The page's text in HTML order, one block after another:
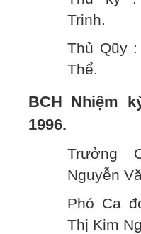
Trinh.
Thủ Qũy
Thể.
BCH Nhiệm
1996.
Trưởng
Nguyễn
Phó Ca
Thị Kim